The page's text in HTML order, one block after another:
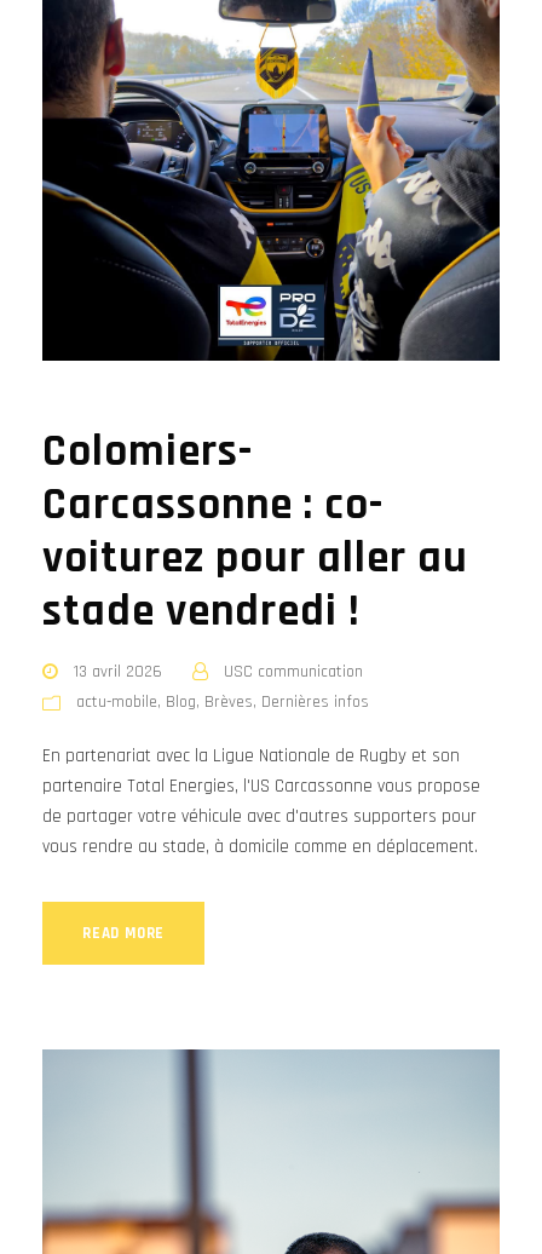
Colomiers-
Carcassonne : co-
voiturez pour aller au
stade vendredi !
13 avril 2026
USC communication
actu-mobile, Blog, Brèves, Dernières infos
En partenariat avec la Ligue Nationale de Rugby et son
partenaire Total Energies, l'US Carcassonne vous propose
de partager votre véhicule avec d'autres supporters pour
vous rendre au stade, à domicile comme en déplacement.
READ MORE